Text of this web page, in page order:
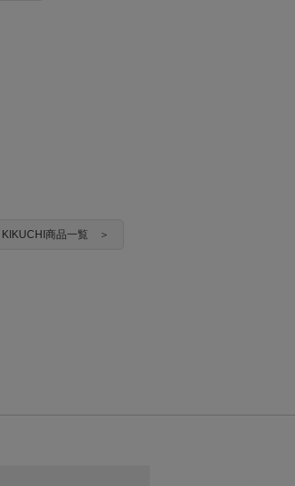
KIKUCHI商品一覧 ＞